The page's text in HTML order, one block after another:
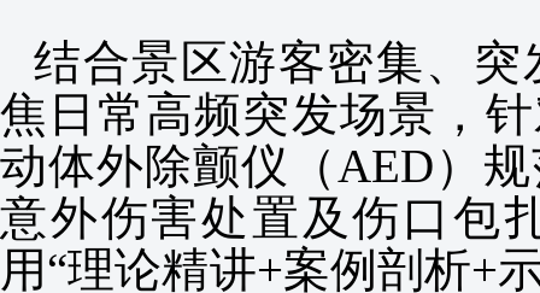
结合景区游客密集、
焦日常高频突发场景，
动体外除颤仪（AED）
意外伤害处置及伤口包
用“理论精讲+案例剖析+